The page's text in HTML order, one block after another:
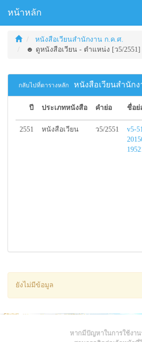
หน้าหลัก
หนังสือเวียนสำนักงาน ก.ค.ศ.
☻ ดูหนังสือเวียน - ตำแหน่ง [ว5/2551]
กลับไปที่ตารางหลัก หนังสือเวียนสำนักง
ปี ประเภทหนังสือ คำย่อ ชื่อย่
2551 หนังสือเวียน ว5/2551
v5-
ยังไม่มีข้อมูล
หากมีปัญหาในการใช้งาน